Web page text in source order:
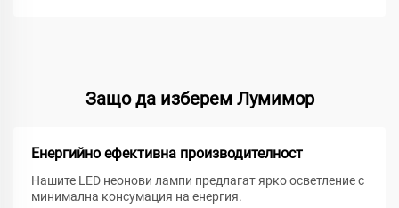
Защо да изберем Лумимор
Енергийно ефективна производителност
Нашите LED неонови лампи предлагат ярко осветление с
минимална консумация на енергия.